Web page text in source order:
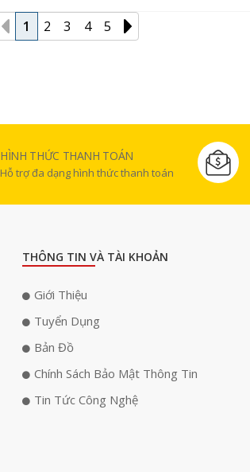
1 2 3 4 5
HÌNH THỨC THANH TOÁN
Hỗ trợ đa dạng hình thức thanh toán
THÔNG TIN VÀ TÀI KHOẢN
Giới Thiệu
Tuyển Dụng
Bản Đồ
Chính Sách Bảo Mật Thông Tin
Tin Tức Công Nghệ